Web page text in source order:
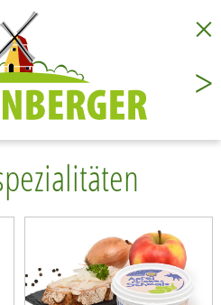
>
×